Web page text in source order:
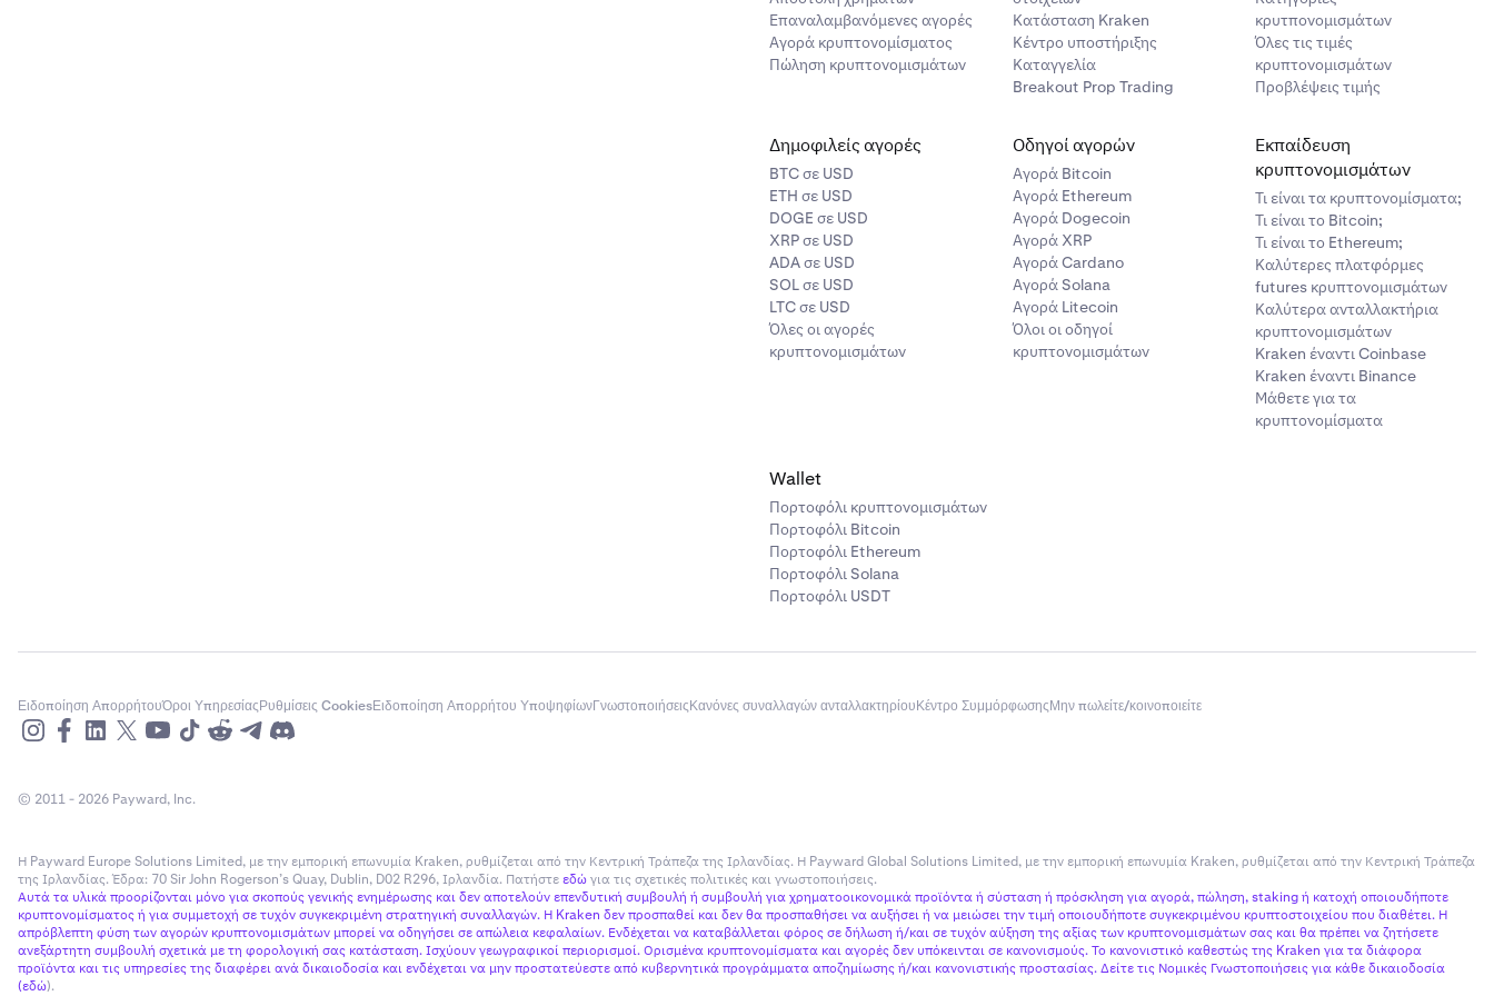
Επαναλαμβανόμενες αγορές
Αγορά κρυπτονομίσματος
Πώληση κρυπτονομισμάτων
Κατάσταση Kraken
Κέντρο υποστήριξης
Καταγγελία
Breakout Prop Trading
κρυτπονομισμάτων
Όλες τις τιμές
κρυπτονομισμάτων
Προβλέψεις τιμής
Δημοφιλείς αγορές
BTC σε USD
ETH σε USD
DOGE σε USD
XRP σε USD
ADA σε USD
SOL σε USD
LTC σε USD
Όλες οι αγορές
κρυπτονομισμάτων
Οδηγοί αγορών
Αγορά Bitcoin
Αγορά Ethereum
Αγορά Dogecoin
Αγορά XRP
Αγορά Cardano
Αγορά Solana
Αγορά Litecoin
Όλοι οι οδηγοί
κρυπτονομισμάτων
Εκπαίδευση
κρυπτονομισμάτων
Τι είναι τα κρυπτονομίσματα;
Τι είναι το Bitcoin;
Τι είναι το Ethereum;
Καλύτερες πλατφόρμες
futures κρυπτονομισμάτων
Καλύτερα ανταλλακτήρια
κρυπτονομισμάτων
Kraken έναντι Coinbase
Kraken έναντι Binance
Μάθετε για τα
κρυπτονομίσματα
Wallet
Πορτοφόλι κρυπτονομισμάτων
Πορτοφόλι Bitcoin
Πορτοφόλι Ethereum
Πορτοφόλι Solana
Πορτοφόλι USDT
Ειδοποίηση ΑπορρήτουΌροι ΥπηρεσίαςΡυθμίσεις CookiesΕιδοποίηση Απορρήτου ΥποψηφίωνΓνωστοποιήσειςΚανόνες συναλλαγών ανταλλακτηρίουΚέντρο ΣυμμόρφωσηςΜην πωλείτε/κοινοποιείτε
© 2011 - 2026 Payward, Inc.
Η Payward Europe Solutions Limited, με την εμπορική επωνυμία Kraken, ρυθμίζεται από την Κεντρική Τράπεζα της Ιρλανδίας. Η Payward Global Solutions Limited, με την εμπορική επωνυμία Kraken, ρυθμίζεται από την Κεντρική Τράπεζα
της Ιρλανδίας. Έδρα: 70 Sir John Rogerson’s Quay, Dublin, D02 R296, Ιρλανδία. Πατήστεεδώγια τις σχετικές πολιτικές και γνωστοποιήσεις.
Αυτά τα υλικά προορίζονται μόνο για σκοπούς γενικής ενημέρωσης και δεν αποτελούν επενδυτική συμβουλή ή συμβουλή για χρηματοοικονομικά προϊόντα ή σύσταση ή πρόσκληση για αγορά, πώληση, staking ή κατοχή οποιουδήποτε
κρυπτονομίσματος ή για συμμετοχή σε τυχόν συγκεκριμένη στρατηγική συναλλαγών. Η Kraken δεν προσπαθεί και δεν θα προσπαθήσει να αυξήσει ή να μειώσει την τιμή οποιουδήποτε συγκεκριμένου κρυπτοστοιχείου που διαθέτει. Η
απρόβλεπτη φύση των αγορών κρυπτονομισμάτων μπορεί να οδηγήσει σε απώλεια κεφαλαίων. Ενδέχεται να καταβάλλεται φόρος σε δήλωση ή/και σε τυχόν αύξηση της αξίας των κρυπτονομισμάτων σας και θα πρέπει να ζητήσετε
ανεξάρτητη συμβουλή σχετικά με τη φορολογική σας κατάσταση. Ισχύουν γεωγραφικοί περιορισμοί. Ορισμένα κρυπτονομίσματα και αγορές δεν υπόκεινται σε κανονισμούς. Το κανονιστικό καθεστώς της Kraken για τα διάφορα
προϊόντα και τις υπηρεσίες της διαφέρει ανά δικαιοδοσία και ενδέχεται να μην προστατεύεστε από κυβερνητικά προγράμματα αποζημίωσης ή/και κανονιστικής προστασίας. Δείτε τις Νομικές Γνωστοποιήσεις για κάθε δικαιοδοσία
(εδώ).